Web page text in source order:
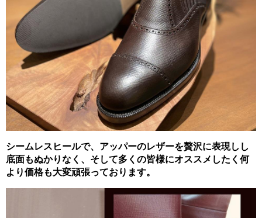
シームレスヒールで、アッパーのレザーを贅沢に表現しし
底面もぬかりなく、そして多くの皆様にオススメしたく何
より価格も大変頑張っております。